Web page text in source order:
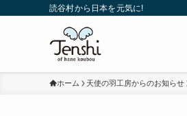
読谷村から日本を元気に!
ホーム 天使の羽工房からのお知らせ